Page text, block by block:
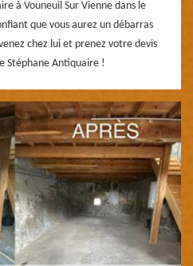
à Vouneuil Sur Vienne dans le
que vous aurez un débarras
chez lui et prenez votre devis
Stéphane Antiquaire !